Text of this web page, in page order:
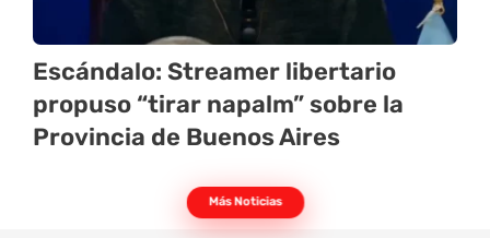
Escándalo: Streamer libertario
propuso “tirar napalm” sobre la
Provincia de Buenos Aires
Más Noticias